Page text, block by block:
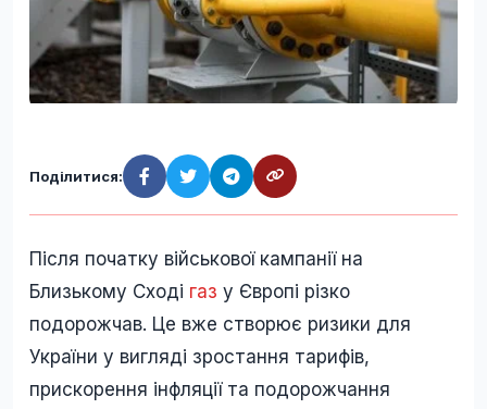
Поділитися:
Після початку військової кампанії на
Близькому Сході газ у Європі різко
подорожчав. Це вже створює ризики для
України у вигляді зростання тарифів,
прискорення інфляції та подорожчання